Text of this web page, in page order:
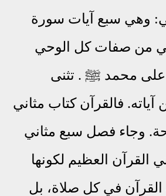
وهي سبع آيات سورة
من صفات كل الوحي
على محمد ﷺ . تثنى
آياته. فالقرآن كتاب مثاني
وجاء فصل سبع مثاني
القرآن العظيم لكونها
القرآن في كل صلاة، بل